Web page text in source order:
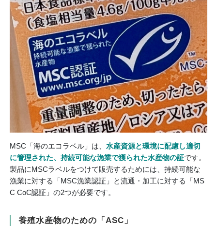
MSC「海のエコラベル」は、 水産資源と環境に配慮し適切
に管理された、持続可能な漁業で獲られた水産物の証です。
製品にMSCラベルをつけて販売するためには、持続可能な
漁業に対する「MSC漁業認証」と流通・加工に対する「MS
C CoC認証」の2つが必要です。
養殖水産物のための「ASC」